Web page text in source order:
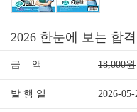
2026 한눈에 보는 합
금 액 18,000원
발 행 일 2026-05-